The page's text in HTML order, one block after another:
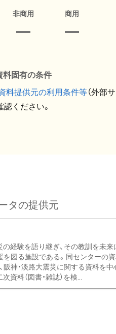
非商用 商用
料固有の条件
料提供元の利用条件等（外部
認ください。
タの提供元
の経験を語り継ぎ、その教訓を未
を図る施設である。同センターの
・淡路大震災に関する資料を中
資料（図書・雑誌）を検...